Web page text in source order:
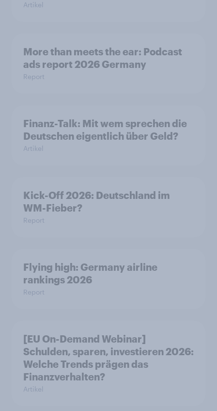
Artikel
More than meets the ear: Podcast
ads report 2026 Germany
Report
Finanz-Talk: Mit wem sprechen die
Deutschen eigentlich über Geld?
Artikel
Kick-Off 2026: Deutschland im
WM-Fieber?
Report
Flying high: Germany airline
rankings 2026
Report
[EU On-Demand Webinar]
Schulden, sparen, investieren 2026:
Welche Trends prägen das
Finanzverhalten?
Artikel